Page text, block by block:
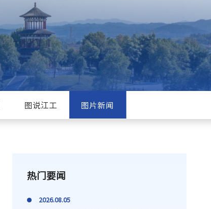
图说江工 图片新闻
热门要闻
2026.08.05